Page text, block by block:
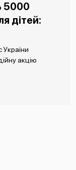
5000
дітей:
акцію